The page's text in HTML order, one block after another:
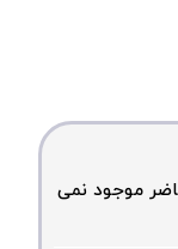
موجود نمی